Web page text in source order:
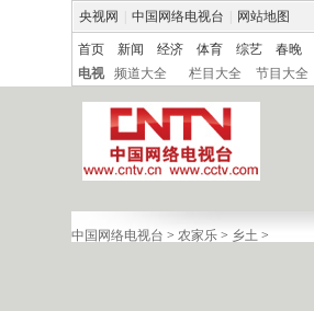
央视网 中国网络电视台 网站地图
首页 新闻 经济 体育 综艺 春晚
电视
频道大全 栏目大全 节目大全
中国网络电视台 > 农家乐 > 乡土 >